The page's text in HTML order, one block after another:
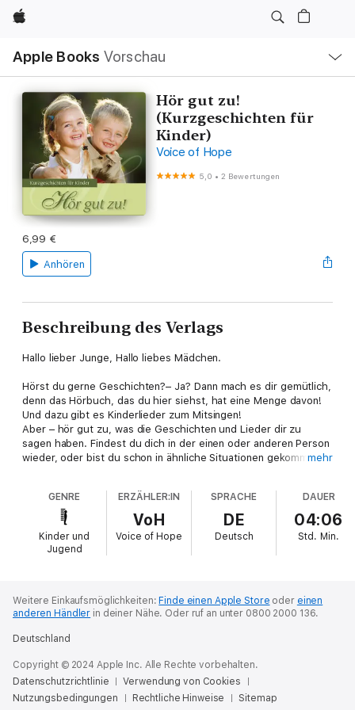
Apple
Apple Books Vorschau
Navigation
Menü
öffnen
Hör gut zu!
(Kurzgeschichten für
Kinder)
Voice of Hope
5,0 •2 Bewertungen
6,99 €
Anhören
Beschreibung des Verlags
Hallo lieber Junge, Hallo liebes Mädchen.
Hörst du gerne Geschichten?– Ja? Dann mach es dir gemütlich,
denn das Hörbuch, das du hier siehst, hat eine Menge davon!
Und dazu gibt es Kinderlieder zum Mitsingen!
Aber – hör gut zu, was die Geschichten und Lieder dir zu
sagen haben. Findest du dich in der einen oder anderen Person
wieder, oder bist du schon in ähnliche Situationen gekommen,
wirst erfahren, wie sehr JESUS dich liebt und wie du diese
Liebe erwidern kannst.
Hör gut zu!
Diese Kurzgeschichten vermitteln:
- Evangelistische Botschaft
- Christliche Werte & Ethik
mehr
GENRE
Kinder und
Jugend
ERZÄHLER:IN
VoH
Voice of Hope
SPRACHE
DE
Deutsch
DAUER
04:06
Std. Min.
Weitere Einkaufsmöglichkeiten:Finde einen Apple Store oder einen
anderen Händler in deiner Nähe. Oder ruf an unter 0800 2000 136.
Deutschland
Copyright © 2024 Apple Inc. Alle Rechte vorbehalten.
Datenschutzrichtlinie
Verwendung von Cookies
Nutzungsbedingungen
Rechtliche Hinweise Sitemap